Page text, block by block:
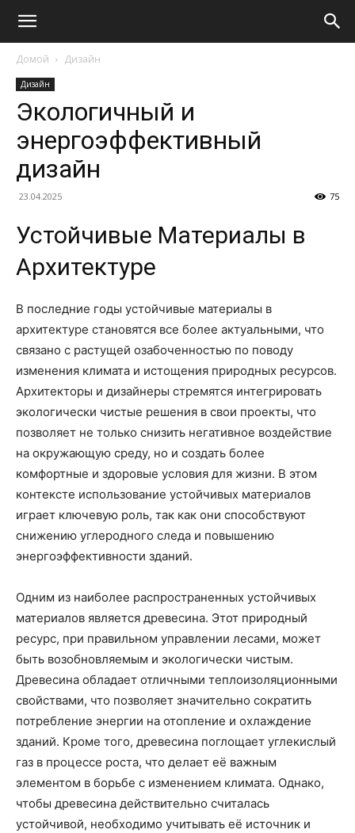
Домой Дизайн
Дизайн
Экологичный и
энергоэффективный
дизайн
23.04.2025 75
Устойчивые Материалы в
Архитектуре
В последние годы устойчивые материалы в
архитектуре становятся все более актуальными, что
связано с растущей озабоченностью по поводу
изменения климата и истощения природных ресурсов.
Архитекторы и дизайнеры стремятся интегрировать
экологически чистые решения в свои проекты, что
позволяет не только снизить негативное воздействие
на окружающую среду, но и создать более
комфортные и здоровые условия для жизни. В этом
контексте использование устойчивых материалов
играет ключевую роль, так как они способствуют
снижению углеродного следа и повышению
энергоэффективности зданий.
Одним из наиболее распространенных устойчивых
материалов является древесина. Этот природный
ресурс, при правильном управлении лесами, может
быть возобновляемым и экологически чистым.
Древесина обладает отличными теплоизоляционными
свойствами, что позволяет значительно сократить
потребление энергии на отопление и охлаждение
зданий. Кроме того, древесина поглощает углекислый
газ в процессе роста, что делает её важным
элементом в борьбе с изменением климата. Однако,
чтобы древесина действительно считалась
устойчивой, необходимо учитывать её источник и